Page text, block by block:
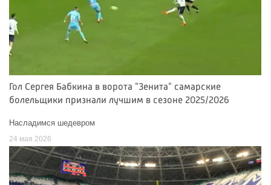
Гол Сергея Бабкина в ворота "Зенита" самарские
болельщики признали лучшим в сезоне 2025/2026
Насладимся шедевром
24 мая 2026